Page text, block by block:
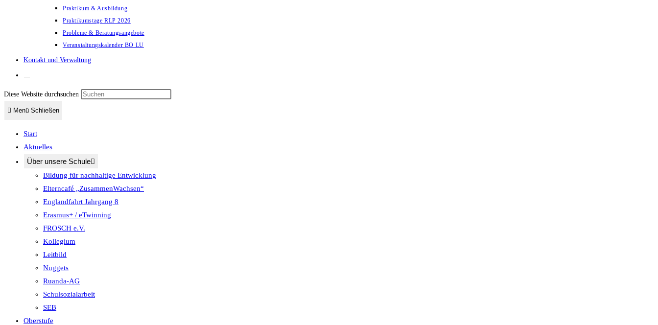
Praktikum & Ausbildung
Praktikumstage RLP 2026
Probleme & Beratungsangebote
Veranstaltungskalender BO LU
Kontakt und Verwaltung
Diese Website durchsuchen
Menü Schließen
Start
Aktuelles
Über unsere Schule
Bildung für nachhaltige Entwicklung
Elterncafé „ZusammenWachsen“
Englandfahrt Jahrgang 8
Erasmus+ / eTwinning
FROSCH e.V.
Kollegium
Leitbild
Nuggets
Ruanda-AG
Schulsozialarbeit
SEB
Oberstufe